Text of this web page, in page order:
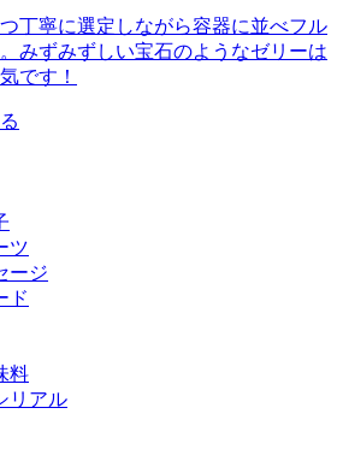
丁寧に選定しながら容器に並べフル
みずみずしい宝石のようなゼリーは
です！
ツ
ージ
ド
料
リアル